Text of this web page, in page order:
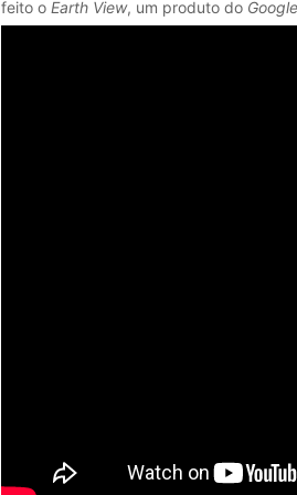
feito o Earth View, um produto do